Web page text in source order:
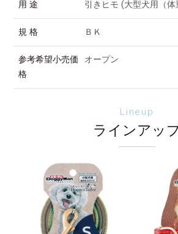
用 途 引きヒモ (大型犬用（
規 格 ＢＫ
参考希望小売価
格
オープン
Lineup
ラインアッ